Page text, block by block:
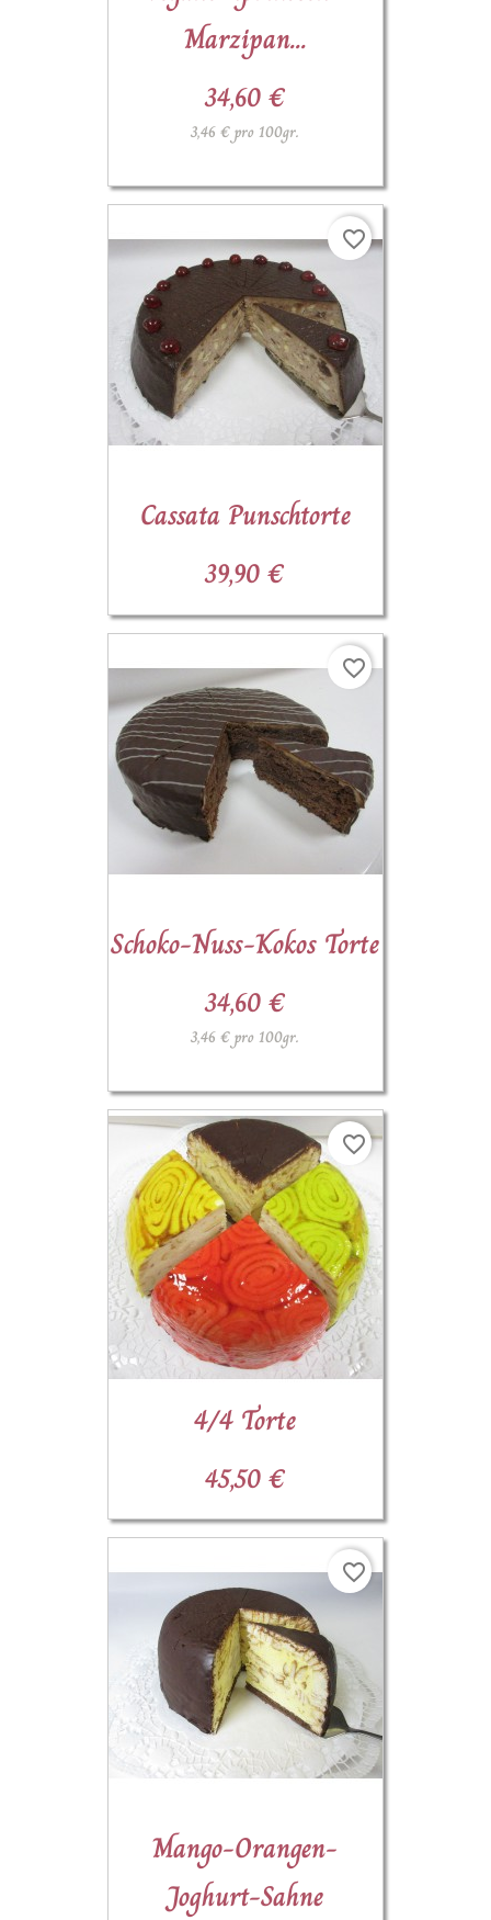
Marzipan...
34,60 €
3,46 € pro 100gr.
Cassata Punschtorte
39,90 €
favorite_border
Schoko-Nuss-Kokos Torte
34,60 €
3,46 € pro 100gr.
favorite_border
4/4 Torte
45,50 €
favorite_border
Mango-Orangen-
Joghurt-Sahne
favorite_border